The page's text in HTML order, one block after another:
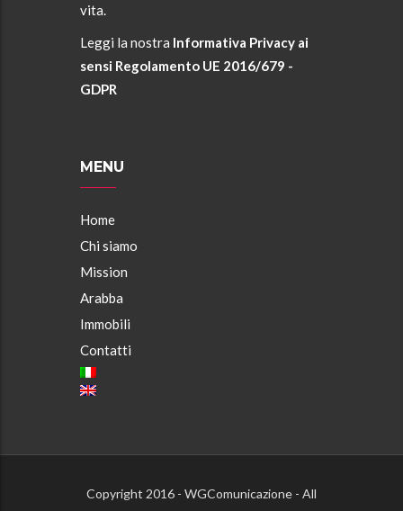
vita.
Leggi la nostra Informativa Privacy ai
sensi Regolamento UE 2016/679 -
GDPR
MENU
Home
Chi siamo
Mission
Arabba
Immobili
Contatti
Copyright 2016 - WGComunicazione - All